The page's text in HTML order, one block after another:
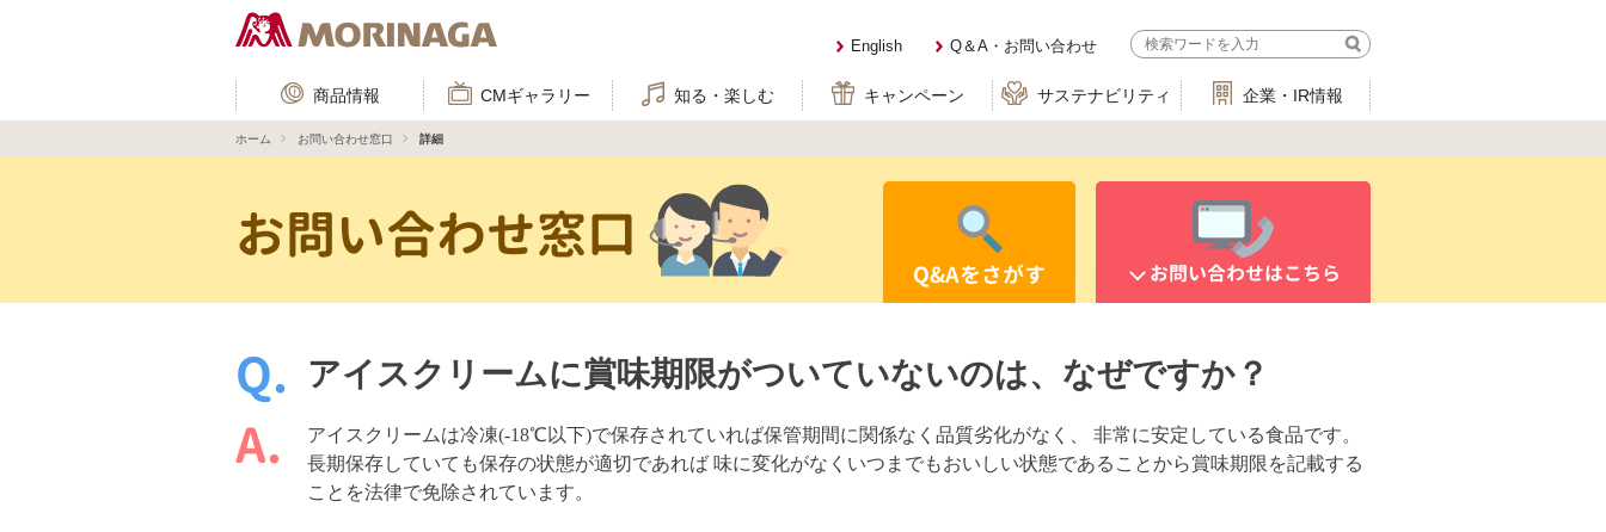
English Q＆A・お問い合わせ
商品情報 CMギャラリー 知る・楽しむ キャンペーン サステナビリティ 企業・IR情報
ホーム お問い合わせ窓口 詳細
お問い合わせ窓口
Q&Aをさがす お問い合わせはこちら
アイスクリームに賞味期限がついていないのは、なぜですか？
アイスクリームは冷凍(-18℃以下)で保存されていれば保管期間に関係なく品質劣化がなく、 非常に安定している食品です。
長期保存していても保存の状態が適切であれば 味に変化がなくいつまでもおいしい状態であることから賞味期限を記載する
ことを法律で免除されています。